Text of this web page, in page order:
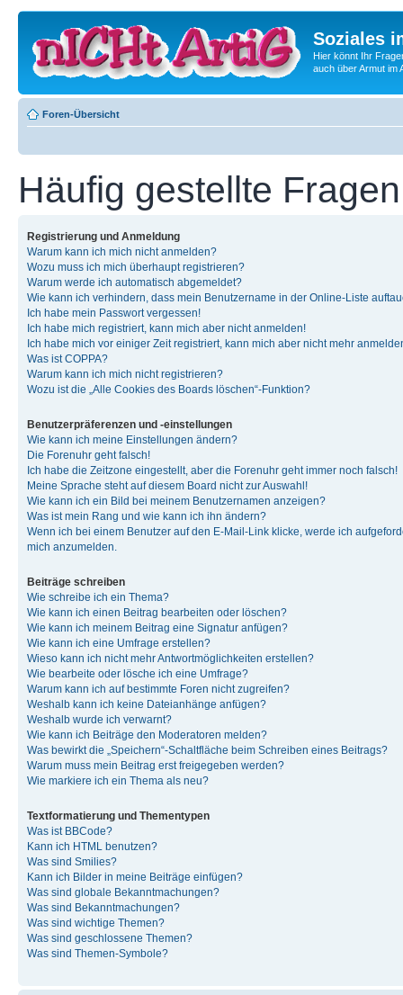
Soziales
Hier könnt Ihr
auch über Armut im
Foren-Übersicht
Häufig gestellte Fragen
Registrierung und Anmeldung
Warum kann ich mich nicht anmelden?
Wozu muss ich mich überhaupt registrieren?
Warum werde ich automatisch abgemeldet?
Wie kann ich verhindern, dass mein Benutzername in der Online-Liste
Ich habe mein Passwort vergessen!
Ich habe mich registriert, kann mich aber nicht anmelden!
Ich habe mich vor einiger Zeit registriert, kann mich aber nicht mehr
Was ist COPPA?
Warum kann ich mich nicht registrieren?
Wozu ist die „Alle Cookies des Boards löschen“-Funktion?
Benutzerpräferenzen und -einstellungen
Wie kann ich meine Einstellungen ändern?
Die Forenuhr geht falsch!
Ich habe die Zeitzone eingestellt, aber die Forenuhr geht immer noch falsch!
Meine Sprache steht auf diesem Board nicht zur Auswahl!
Wie kann ich ein Bild bei meinem Benutzernamen anzeigen?
Was ist mein Rang und wie kann ich ihn ändern?
Wenn ich bei einem Benutzer auf den E-Mail-Link klicke, werde ich
mich anzumelden.
Beiträge schreiben
Wie schreibe ich ein Thema?
Wie kann ich einen Beitrag bearbeiten oder löschen?
Wie kann ich meinem Beitrag eine Signatur anfügen?
Wie kann ich eine Umfrage erstellen?
Wieso kann ich nicht mehr Antwortmöglichkeiten erstellen?
Wie bearbeite oder lösche ich eine Umfrage?
Warum kann ich auf bestimmte Foren nicht zugreifen?
Weshalb kann ich keine Dateianhänge anfügen?
Weshalb wurde ich verwarnt?
Wie kann ich Beiträge den Moderatoren melden?
Was bewirkt die „Speichern“-Schaltfläche beim Schreiben eines Beitrags?
Warum muss mein Beitrag erst freigegeben werden?
Wie markiere ich ein Thema als neu?
Textformatierung und Thementypen
Was ist BBCode?
Kann ich HTML benutzen?
Was sind Smilies?
Kann ich Bilder in meine Beiträge einfügen?
Was sind globale Bekanntmachungen?
Was sind Bekanntmachungen?
Was sind wichtige Themen?
Was sind geschlossene Themen?
Was sind Themen-Symbole?